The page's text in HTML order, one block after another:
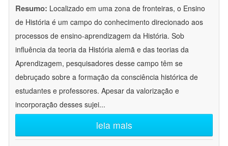
Resumo: Localizado em uma zona de fronteiras, o Ensino
de História é um campo do conhecimento direcionado aos
processos de ensino-aprendizagem da História. Sob
influência da teoria da História alemã e das teorias da
Aprendizagem, pesquisadores desse campo têm se
debruçado sobre a formação da consciência histórica de
estudantes e professores. Apesar da valorização e
incorporação desses sujei...
leia mais